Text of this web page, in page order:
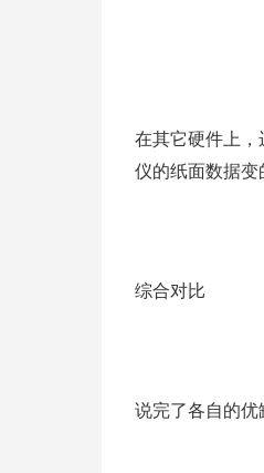
在其它硬件上
仪的纸面数据变
综合对比
说完了各自的优